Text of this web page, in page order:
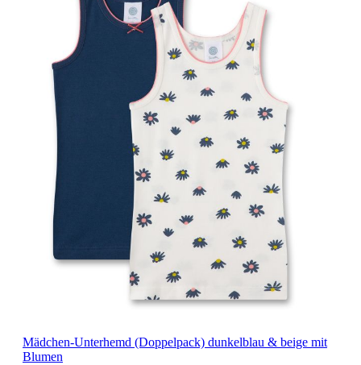
Mädchen-Unterhemd (Doppelpack) dunkelblau & beige mit
Blumen